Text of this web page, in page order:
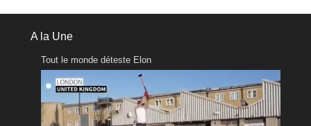
A la Une
Tout le monde déteste Elon